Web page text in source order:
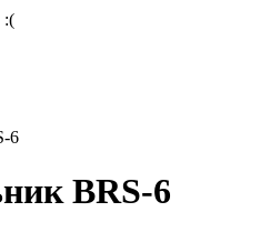
:(
6
BRS-6